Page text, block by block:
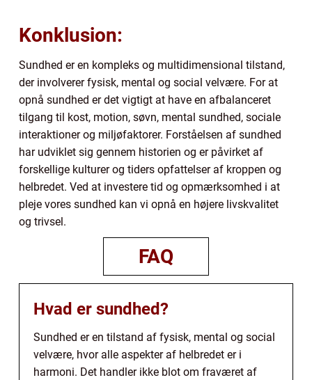
Konklusion:
Sundhed er en kompleks og multidimensional tilstand,
der involverer fysisk, mental og social velvære. For at
opnå sundhed er det vigtigt at have en afbalanceret
tilgang til kost, motion, søvn, mental sundhed, sociale
interaktioner og miljøfaktorer. Forståelsen af sundhed
har udviklet sig gennem historien og er påvirket af
forskellige kulturer og tiders opfattelser af kroppen og
helbredet. Ved at investere tid og opmærksomhed i at
pleje vores sundhed kan vi opnå en højere livskvalitet
og trivsel.
FAQ
Hvad er sundhed?
Sundhed er en tilstand af fysisk, mental og social
velvære, hvor alle aspekter af helbredet er i
harmoni. Det handler ikke blot om fraværet af